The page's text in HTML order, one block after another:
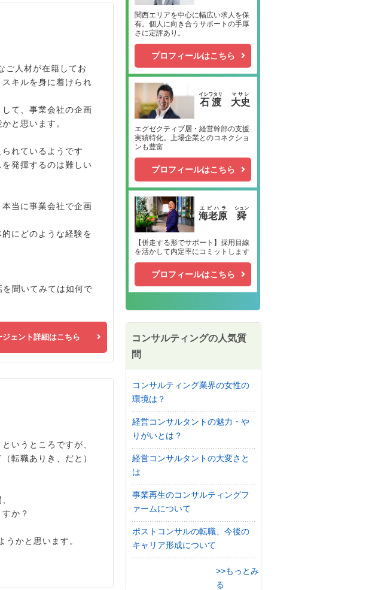
ご人材が在籍してお
キルを身に着けられ
て、事業会社の企画
と思います。
れているようです
発揮するのは難しい
当に事業会社で企画
にどのような経験を
聞いてみては如何で
ジェント詳細はこちら
いうところですが、
転職ありき、だと）
か？
かと思います。
関西エリアを中心に幅広い求人を保
有。個人に向き合うサポートの手厚
さに定評あり。
プロフィールはこちら
石渡
イシワタリ
大史
マサシ
エグゼクティブ層・経営幹部の支援
実績特化。上場企業とのコネクショ
ンも豊富
プロフィールはこちら
海老原
エビハラ
舜
シュン
【併走する形でサポート】採用目線
を活かして内定率にコミットします
プロフィールはこちら
コンサルティングの人気質
問
コンサルティング業界の女性の
環境は？
経営コンサルタントの魅力・や
りがいとは？
経営コンサルタントの大変さと
は
事業再生のコンサルティングフ
ァームについて
ポストコンサルの転職、今後の
キャリア形成について
>>もっとみ
る